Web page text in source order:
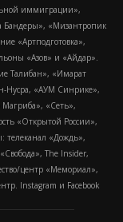
иммиграции»,
Бандеры», «Мизантропик
«Артподготовка»,
«Азов» и «Айдар».
Талибан», «Имарат
Нусра, «АУМ Синрике»,
Магриба», «Сеть»,
«Открытой России»,
«Дождь»,
The Insider,
центр «Мемориал»,
Instagram и Facebook